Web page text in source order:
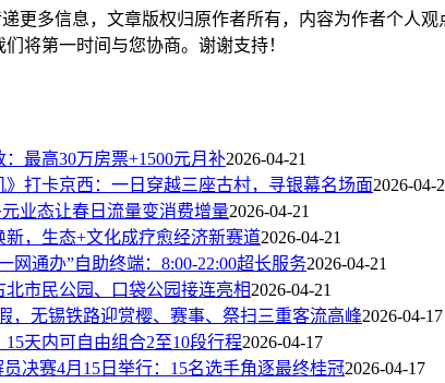
更多信息，文章版权归原作者所有，内容为作者个人
们将第一时间与您协商。谢谢支持！
最高30万房票+1500元月补2026-04-21
打卡京西：一日穿越三座古村，寻银幕名场面2026-04-
元业态让春日流量变消费增量2026-04-21
，生态+文化成疗愈经济新赛道2026-04-21
网通办”自助终端：8:00-22:00超长服务2026-04-21
市民公园、口袋公园接连亮相2026-04-21
，无锡铁路迎赏樱、赛事、祭扫三重客流高峰2026-04-17
天内可自由组合2至10段行程2026-04-17
决赛4月15日举行：15名选手角逐最终桂冠2026-04-17